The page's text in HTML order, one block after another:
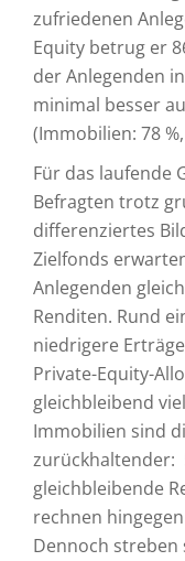
zufriedenen
Equity betrug er
der Anlegenden
minimal besser
(Immobilien: 78
Für das laufende
Befragten trotz
differenziertes
Zielfonds
Anlegenden
Renditen. Rund
niedrigere
Private-Equity-
gleichbleibend
Immobilien sind
zurückhaltender:
gleichbleibende
rechnen
Dennoch streben